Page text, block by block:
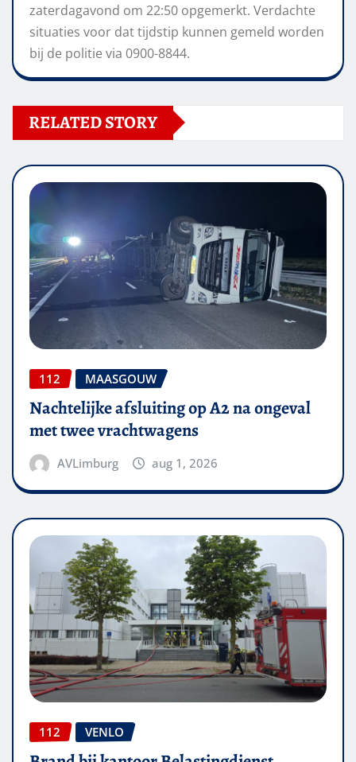
zaterdagavond om 22:50 opgemerkt. Verdachte
situaties voor dat tijdstip kunnen gemeld worden
bij de politie via 0900-8844.
RELATED STORY
112 MAASGOUW
Nachtelijke afsluiting op A2 na ongeval
met twee vrachtwagens
AVLimburg aug 1, 2026
112 VENLO